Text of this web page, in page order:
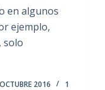
en algunos
ejemplo,
solo
2016
1